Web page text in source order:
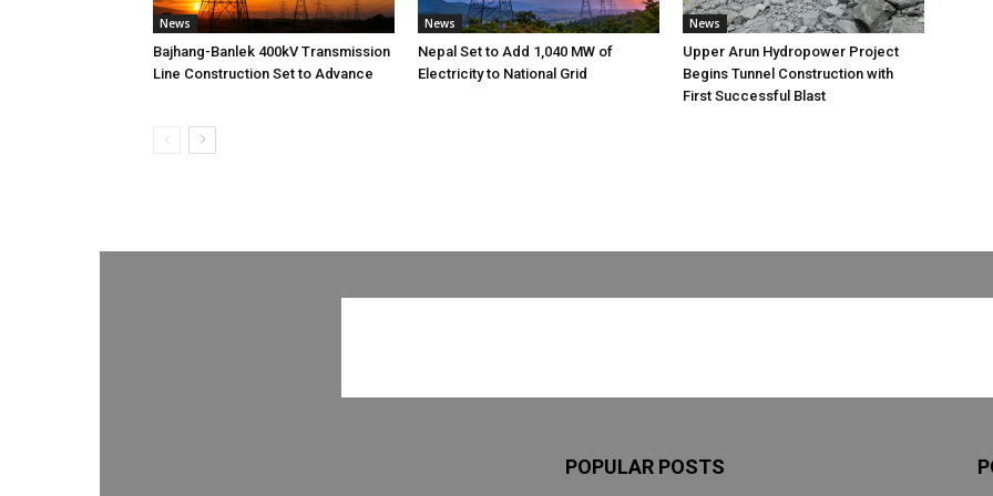
News
Bajhang-Banlek 400kV Transmission
Line Construction Set to Advance
News
Nepal Set to Add 1,040 MW of
Electricity to National Grid
News
Upper Arun Hydropower Project
Begins Tunnel Construction with
First Successful Blast
POPULAR POSTS